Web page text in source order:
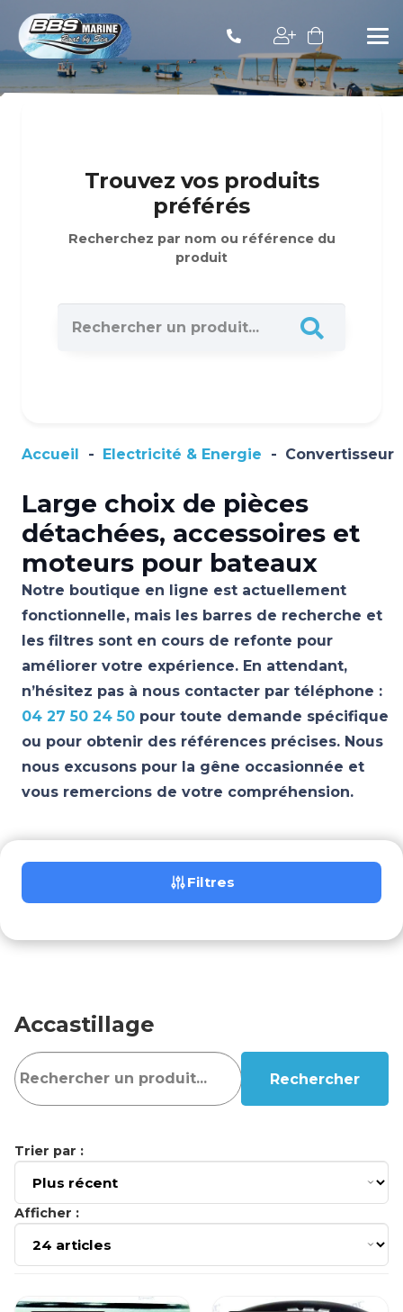
Trouvez vos produits
préférés
Recherchez par nom ou référence du
produit
Accueil - Electricité & Energie - Convertisseur
Large choix de pièces
détachées, accessoires et
moteurs pour bateaux
Notre boutique en ligne est actuellement
fonctionnelle, mais les barres de recherche et
les filtres sont en cours de refonte pour
améliorer votre expérience. En attendant,
n’hésitez pas à nous contacter par téléphone :
04 27 50 24 50 pour toute demande spécifique
ou pour obtenir des références précises. Nous
nous excusons pour la gêne occasionnée et
vous remercions de votre compréhension.
Filtres
Accastillage
Rechercher
Trier par :
Afficher :